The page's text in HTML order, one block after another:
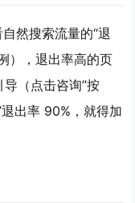
然搜索流量的“退
），退出率高的页
（点击咨询”按
出率 90%，就得加